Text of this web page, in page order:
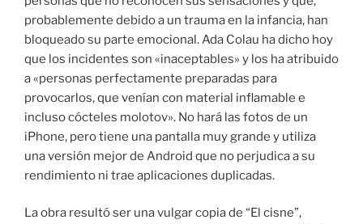
probablemente debido a un trauma en la infancia, han
bloqueado su parte emocional. Ada Colau ha dicho hoy
que los incidentes son «inaceptables» y los ha atribuido
a «personas perfectamente preparadas para
provocarlos, que venían con material inflamable e
incluso cócteles molotov». No hará las fotos de un
iPhone, pero tiene una pantalla muy grande y utiliza
una versión mejor de Android que no perjudica a su
rendimiento ni trae aplicaciones duplicadas.
La obra resultó ser una vulgar copia de “El cisne”,